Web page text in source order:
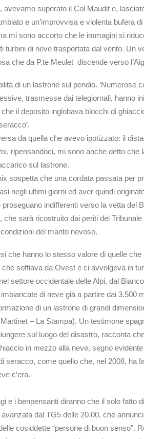
superato il Col Maudit e,
e un’improvvisa e violenta bufera
mi sono accorto che le immagini si
di neve trasportata dal vento. Un
che da P.te Meulet discende verso
di un lastrone sul pendio. ‘Numerose
trasmesse dai telegiornali, hanno
il deposito inglobava blocchi di
da quella che avevo ipotizzato: il
ripensandoci, mi sono anche detto che
sul lastrone.
sospetta che una cordata passata per
negli ultimi giorni ed aver quindi
indifferenti verso la vetta del
sarà ricostruito dai periti del
del manto nevoso.
che hanno lo stesso valore di quelle che
soffiava da Ovest e ci avvolgeva in
settore occidentale delle Alpi, dal
di neve già a partire dai 3.500
di un lastrone di grandi
– La Stampa). Un testimone
sul luogo del disastro, racconta
in mezzo alla neve, segno
come quello che, nel 2008, ha
c’era.
e i benpensanti diranno che il solo fatto
dal TG5 delle 20.00, che
cosiddette “persone di buon